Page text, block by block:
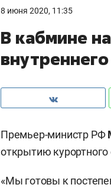
8 июня 2020, 11:35
В кабмине
Премьер-министр РФ
открытию курортного
«Мы готовы к